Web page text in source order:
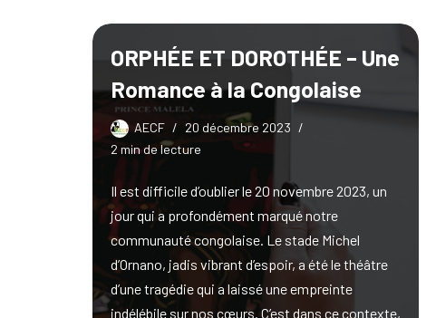
ORPHÉE ET DOROTHÉE – Une
Romance à la Congolaise
AECF
20 décembre 2023
2 min de lecture
Il est difficile d’oublier le 20 novembre 2023, un
jour qui a profondément marqué notre
communauté congolaise. Le stade Michel
d’Ornano, jadis vibrant d’espoir, a été le théâtre
d’une tragédie qui a laissé une empreinte
indélébile sur nos cœurs. C’est dans ce contexte,